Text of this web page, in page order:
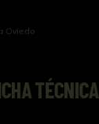
Oviedo
TÉCNICA